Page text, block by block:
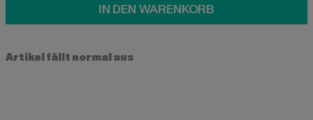
IN DEN WARENKORB
Artikel fällt normal aus